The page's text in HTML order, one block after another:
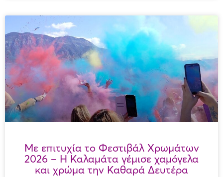
Με επιτυχία το Φεστιβάλ Χρωμάτων
2026 – Η Καλαμάτα γέμισε χαμόγελα
και χρώμα την Καθαρά Δευτέρα